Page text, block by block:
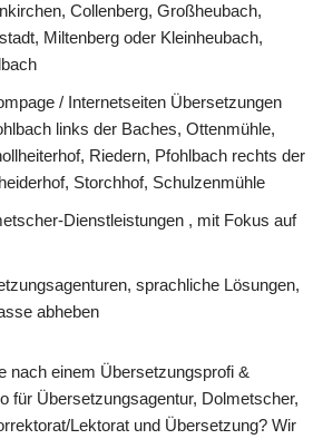
Collenberg, Großheubach,
Miltenberg oder Kleinheubach,
/ Internetseiten Übersetzungen
links der Baches, Ottenmühle,
Riedern, Pfohlbach rechts der
Storchhof, Schulzenmühle
Dienstleistungen , mit Fokus auf
sprachliche Lösungen,
abheben
nach einem Übersetzungsprofi &
für Übersetzungsagentur, Dolmetscher,
Lektorat und Übersetzung? Wir